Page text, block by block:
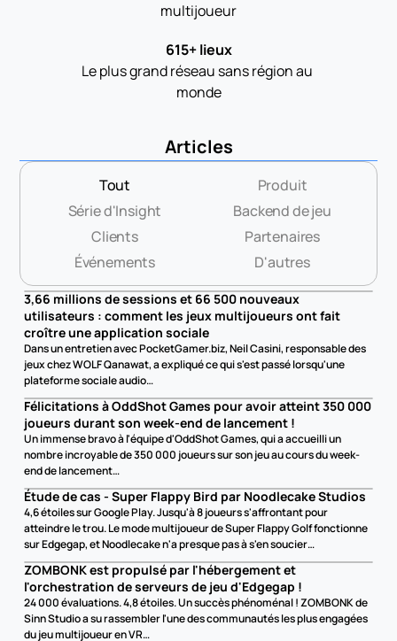
multijoueur
615+ lieux
Le plus grand réseau sans région au
monde
Articles
Tout
Produit
Série d'Insight
Backend de jeu
Clients
Partenaires
Événements
D'autres
3,66 millions de sessions et 66 500 nouveaux
utilisateurs : comment les jeux multijoueurs ont fait
croître une application sociale
Dans un entretien avec PocketGamer.biz, Neil Casini, responsable des
jeux chez WOLF Qanawat, a expliqué ce qui s'est passé lorsqu'une
plateforme sociale audio…
Félicitations à OddShot Games pour avoir atteint 350 000
joueurs durant son week-end de lancement !
Un immense bravo à l'équipe d'OddShot Games, qui a accueilli un
nombre incroyable de 350 000 joueurs sur son jeu au cours du week-
end de lancement…
Étude de cas - Super Flappy Bird par Noodlecake Studios
4,6 étoiles sur Google Play. Jusqu'à 8 joueurs s'affrontant pour
atteindre le trou. Le mode multijoueur de Super Flappy Golf fonctionne
sur Edgegap, et Noodlecake n'a presque pas à s'en soucier…
ZOMBONK est propulsé par l'hébergement et
l'orchestration de serveurs de jeu d'Edgegap !
24 000 évaluations. 4,8 étoiles. Un succès phénoménal ! ZOMBONK de
Sinn Studio a su rassembler l'une des communautés les plus engagées
du jeu multijoueur en VR…